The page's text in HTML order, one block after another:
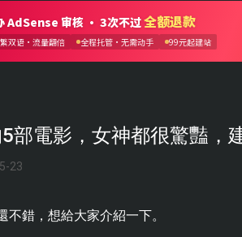
部電影，女神都很驚豔，
23
不錯，想給大家介紹一下。